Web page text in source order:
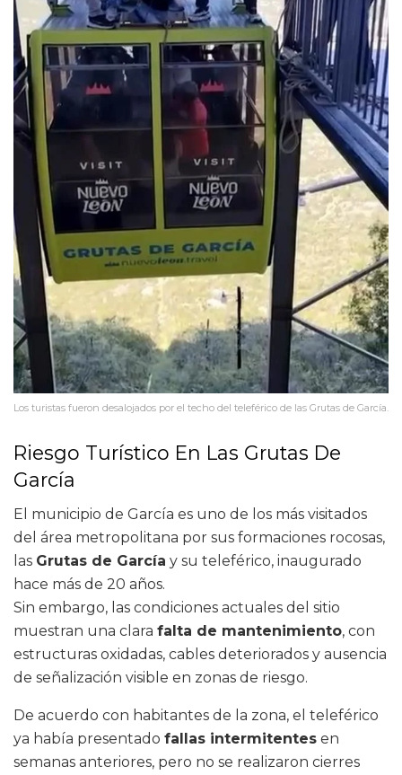
Los turistas fueron desalojados por el techo del teleférico de las Grutas de García.
Riesgo Turístico En Las Grutas De
García
El municipio de García es uno de los más visitados
del área metropolitana por sus formaciones rocosas,
las Grutas de García y su teleférico, inaugurado
hace más de 20 años.
Sin embargo, las condiciones actuales del sitio
muestran una clara falta de mantenimiento, con
estructuras oxidadas, cables deteriorados y ausencia
de señalización visible en zonas de riesgo.
De acuerdo con habitantes de la zona, el teleférico
ya había presentado fallas intermitentes en
semanas anteriores, pero no se realizaron cierres